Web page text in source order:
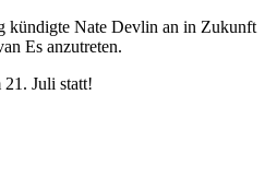
kündigte Nate Devlin an in Zukunft
Es anzutreten.
Juli statt!